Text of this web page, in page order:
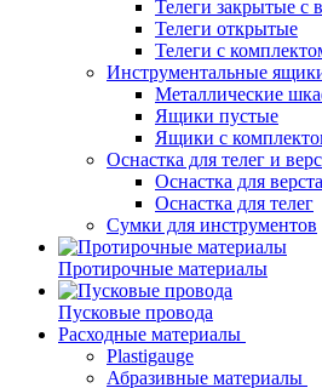
Телеги закрытые
Телеги открытые
Телеги с
Инструментальные
Металлические
Ящики пустые
Ящики с
Оснастка для телег и
Оснастка для
Оснастка для телег
Сумки для инструментов
Протирочные материалы
Пусковые провода
Расходные материалы
Plastigauge
Абразивные материалы